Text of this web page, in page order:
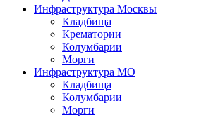
Инфраструктура Москвы
Кладбища
Крематории
Колумбарии
Морги
Инфраструктура МО
Кладбища
Колумбарии
Морги